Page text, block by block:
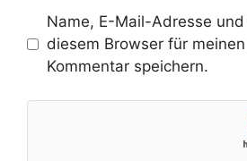
Name, E-Mail-Adresse
diesem Browser für
Kommentar speichern.